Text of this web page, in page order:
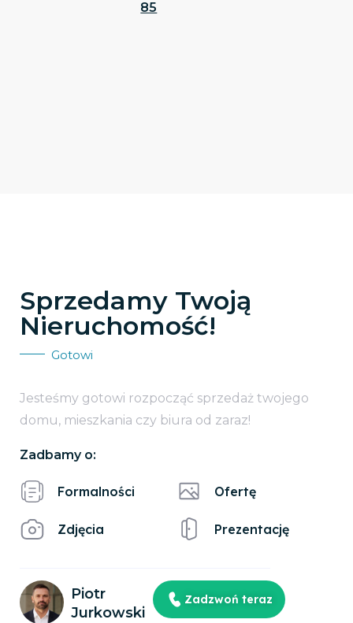
85
Sprzedamy Twoją
Nieruchomość!
Gotowi
Jesteśmy gotowi rozpocząć sprzedaż twojego
domu, mieszkania czy biura od zaraz!
Zadbamy o:
Formalności
Zdjęcia
Ofertę
Prezentację
Piotr
Jurkowski
Zadzwoń teraz